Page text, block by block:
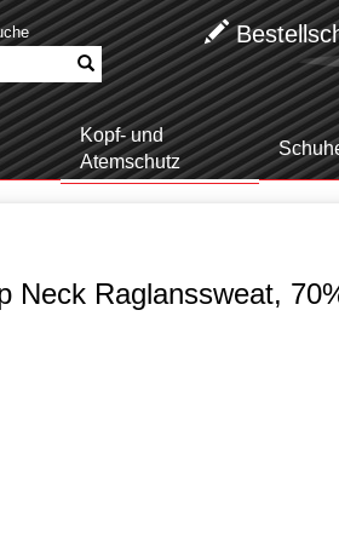
Kopf- und
Atemschutz
Neck Raglanssweat,